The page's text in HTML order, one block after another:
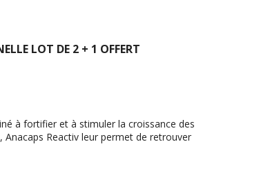
LOT DE 2 + 1 OFFERT
à fortifier et à stimuler la croissance des
Reactiv leur permet de retrouver